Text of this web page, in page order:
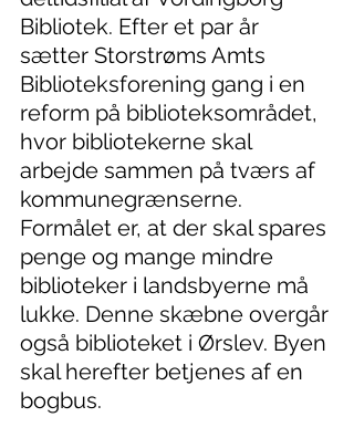
Bibliotek. Efter et par år
sætter Storstrøms Amts
Biblioteksforening gang i en
reform på biblioteksområdet,
hvor bibliotekerne skal
arbejde sammen på tværs af
kommunegrænserne.
Formålet er, at der skal spares
penge og mange mindre
biblioteker i landsbyerne må
lukke. Denne skæbne overgår
også biblioteket i Ørslev. Byen
skal herefter betjenes af en
bogbus.